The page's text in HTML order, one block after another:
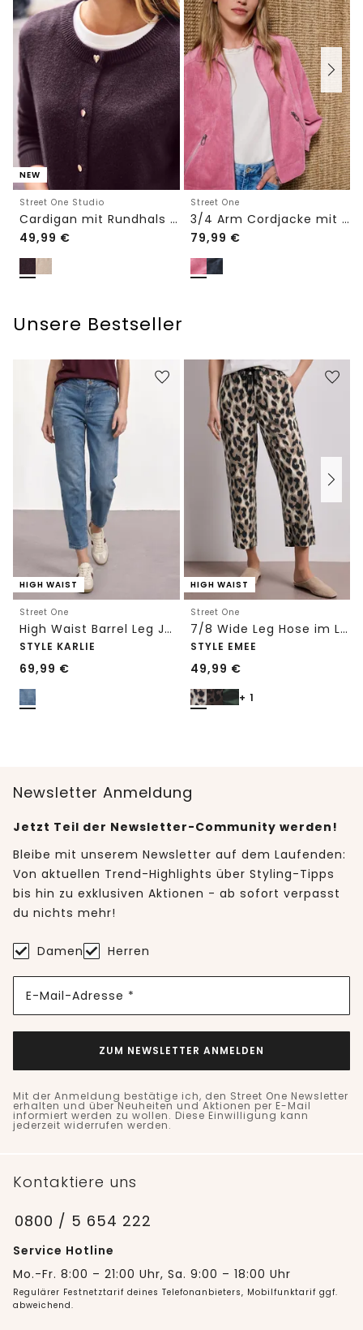
NEW
Street One Studio
Cardigan mit Rundhals und Knöpfen
49,99 €
Street One
3/4 Arm Cordjacke mit Hemdkragen
79,99 €
Unsere Bestseller
HIGH WAIST
Street One
High Waist Barrel Leg Jeans im Loose Fit
STYLE KARLIE
69,99 €
HIGH WAIST
Street One
7/8 Wide Leg Hose im Loose Fit mit Print
STYLE EMEE
49,99 €
+ 1
Newsletter Anmeldung
Jetzt Teil der Newsletter-Community werden!
Bleibe mit unserem Newsletter auf dem Laufenden:
Von aktuellen Trend-Highlights über Styling-Tipps
bis hin zu exklusiven Aktionen - ab sofort verpasst
du nichts mehr!
Damen Herren
E-Mail-Adresse *
ZUM NEWSLETTER ANMELDEN
Mit der Anmeldung bestätige ich, den Street One Newsletter
erhalten und über Neuheiten und Aktionen per E-Mail
informiert werden zu wollen. Diese Einwilligung kann
jederzeit widerrufen werden.
Kontaktiere uns
0800 / 5 654 222
Service Hotline
Mo.-Fr. 8:00 – 21:00 Uhr, Sa. 9:00 – 18:00 Uhr
Regulärer Festnetztarif deines Telefonanbieters, Mobilfunktarif ggf.
abweichend.